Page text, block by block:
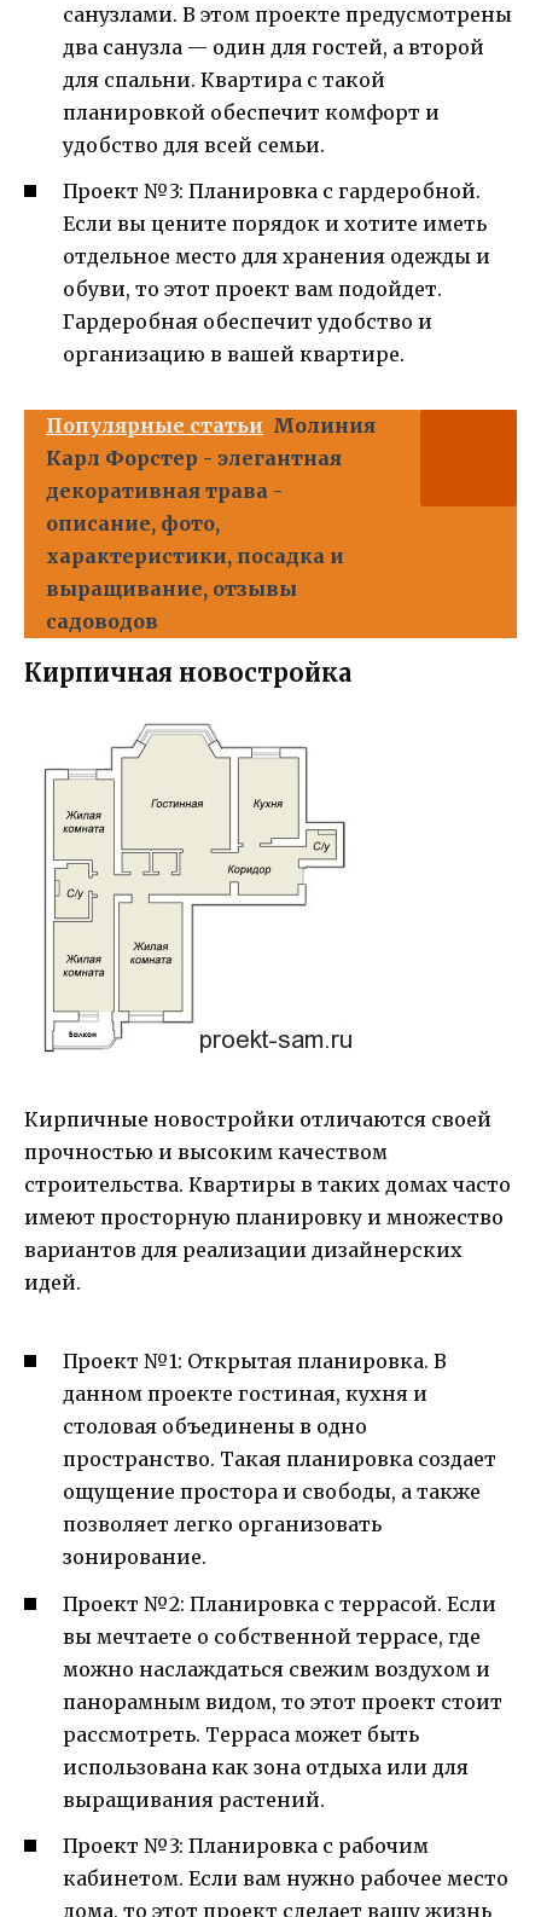
санузлами. В этом проекте предусмотрены
два санузла — один для гостей, а второй
для спальни. Квартира с такой
планировкой обеспечит комфорт и
удобство для всей семьи.
Проект №3: Планировка с гардеробной.
Если вы цените порядок и хотите иметь
отдельное место для хранения одежды и
обуви, то этот проект вам подойдет.
Гардеробная обеспечит удобство и
организацию в вашей квартире.
Популярные статьи Молиния
Карл Форстер - элегантная
декоративная трава -
описание, фото,
характеристики, посадка и
выращивание, отзывы
садоводов
Кирпичная новостройка
Кирпичные новостройки отличаются своей
прочностью и высоким качеством
строительства. Квартиры в таких домах часто
имеют просторную планировку и множество
вариантов для реализации дизайнерских
идей.
Проект №1: Открытая планировка. В
данном проекте гостиная, кухня и
столовая объединены в одно
пространство. Такая планировка создает
ощущение простора и свободы, а также
позволяет легко организовать
зонирование.
Проект №2: Планировка с террасой. Если
вы мечтаете о собственной террасе, где
можно наслаждаться свежим воздухом и
панорамным видом, то этот проект стоит
рассмотреть. Терраса может быть
использована как зона отдыха или для
выращивания растений.
Проект №3: Планировка с рабочим
кабинетом. Если вам нужно рабочее место
дома, то этот проект сделает вашу жизнь